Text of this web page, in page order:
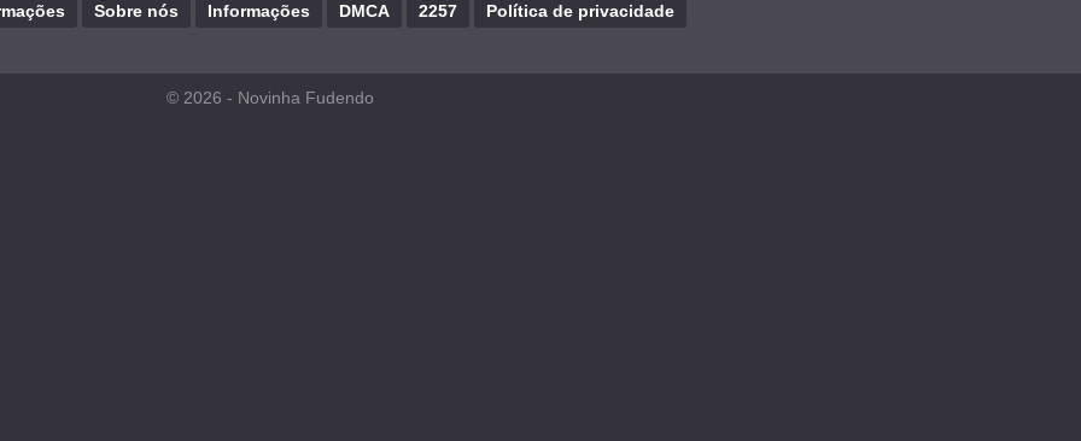
Sobre nós Informações DMCA 2257 Política de privacidade
© 2026 - Novinha Fudendo